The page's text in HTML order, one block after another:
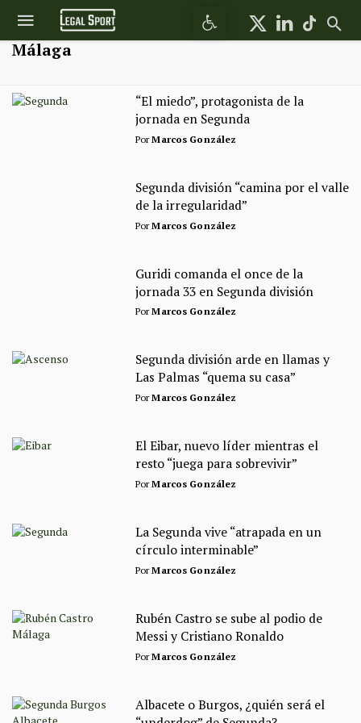
Abrir barra de herramientas
Málaga
“El miedo”, protagonista de la
jornada en Segunda
PorMarcos González
Segunda división “camina por el valle
de la irregularidad”
PorMarcos González
Guridi comanda el once de la
jornada 33 en Segunda división
PorMarcos González
Segunda división arde en llamas y
Las Palmas “quema su casa”
PorMarcos González
El Eibar, nuevo líder mientras el
resto “juega para sobrevivir”
PorMarcos González
La Segunda vive “atrapada en un
círculo interminable”
PorMarcos González
Rubén Castro se sube al podio de
Messi y Cristiano Ronaldo
PorMarcos González
Albacete o Burgos, ¿quién será el